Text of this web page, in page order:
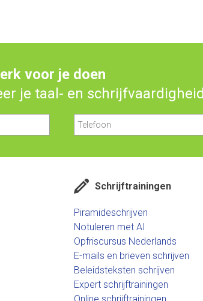
voor je doen
je taal- en schrijfvaardigheid
Schrijftrainingen
Piramideschrijven
Notuleren met AI
Opfriscursus Nederlands
E-mails en brieven schrijven
Beleidsteksten schrijven
Expert schrijftrainingen